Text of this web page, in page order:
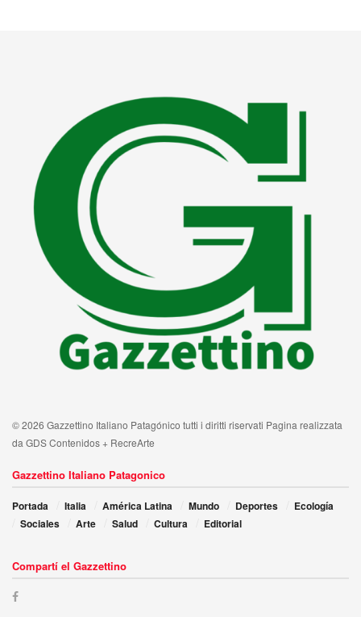
© 2026 Gazzettino Italiano Patagónico tutti i diritti riservati Pagina realizzata
da GDS Contenidos + RecreArte
Gazzettino Italiano Patagonico
Portada Italia América Latina Mundo Deportes
Ecología
Sociales
Arte Salud Cultura Editorial
Compartí el Gazzettino